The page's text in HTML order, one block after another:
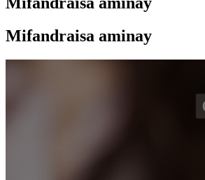
Mifandraisa aminay